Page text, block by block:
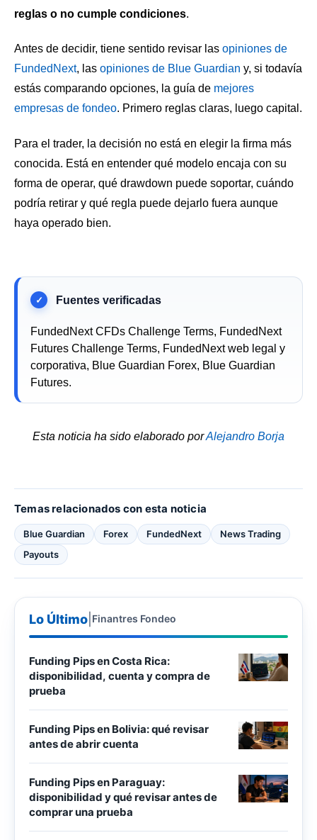
reglas o no cumple condiciones.
Antes de decidir, tiene sentido revisar las opiniones de
FundedNext, las opiniones de Blue Guardian y, si todavía
estás comparando opciones, la guía de mejores
empresas de fondeo. Primero reglas claras, luego capital.
Para el trader, la decisión no está en elegir la firma más
conocida. Está en entender qué modelo encaja con su
forma de operar, qué drawdown puede soportar, cuándo
podría retirar y qué regla puede dejarlo fuera aunque
haya operado bien.
FundedNext CFDs Challenge Terms, FundedNext
Futures Challenge Terms, FundedNext web legal y
corporativa, Blue Guardian Forex, Blue Guardian
Futures.
Esta noticia ha sido elaborado porAlejandro Borja
Temas relacionados con esta noticia
Blue Guardian Forex FundedNext
News Trading
Payouts
Lo Último Finantres Fondeo
Funding Pips en Costa Rica:
disponibilidad, cuenta y compra de
prueba
Funding Pips en Bolivia: qué revisar
antes de abrir cuenta
Funding Pips en Paraguay:
disponibilidad y qué revisar antes de
comprar una prueba